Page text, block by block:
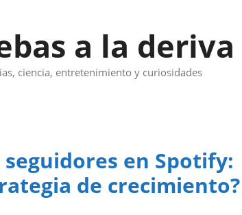
a la deriva
ciencia, entretenimiento y curiosidades
en Spotify:
de crecimiento?